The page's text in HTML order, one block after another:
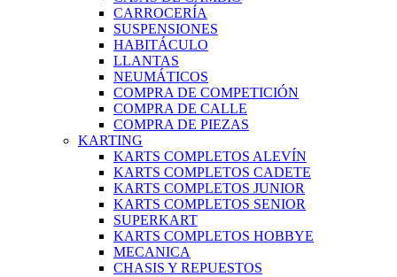
CARROCERÍA
SUSPENSIONES
HABITÁCULO
LLANTAS
NEUMÁTICOS
COMPRA DE COMPETICIÓN
COMPRA DE CALLE
COMPRA DE PIEZAS
KARTING
KARTS COMPLETOS ALEVÍN
KARTS COMPLETOS CADETE
KARTS COMPLETOS JUNIOR
KARTS COMPLETOS SENIOR
SUPERKART
KARTS COMPLETOS HOBBYE
MECANICA
CHASIS Y REPUESTOS